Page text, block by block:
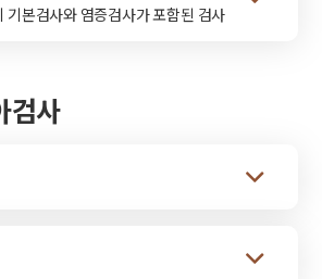
기본검사와 염증검사가 포함된 검사
검사